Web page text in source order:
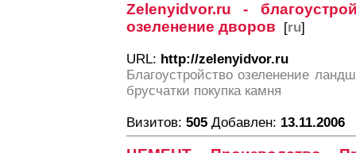
Zelenyidvor.ru -
озеленение дворов [ru]
URL: http://zelenyidvor.ru
Благоустройство озеленение
брусчатки покупка камня
Визитов: 505 Добавлен: 13.11.2006